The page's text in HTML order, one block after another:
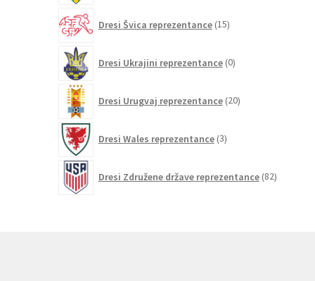
Dresi Švica reprezentance 15izdelkov
Dresi Ukrajini reprezentance 0izdelkov
Dresi Urugvaj reprezentance 20izdelkov
Dresi Wales reprezentance 3izdelki
Dresi Združene države reprezentance 82izdelkov